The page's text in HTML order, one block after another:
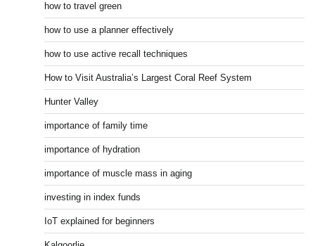
how to travel green
how to use a planner effectively
how to use active recall techniques
How to Visit Australia’s Largest Coral Reef System
Hunter Valley
importance of family time
importance of hydration
importance of muscle mass in aging
investing in index funds
IoT explained for beginners